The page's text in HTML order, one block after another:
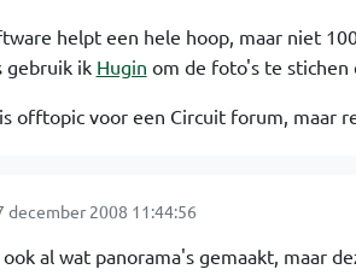
helpt een hele hoop, maar niet
gebruik ik Hugin om de foto's te stichen
offtopic voor een Circuit forum, maar
december 2008 11:44:56
al wat panorama's gemaakt, maar